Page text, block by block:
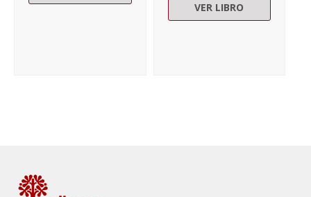
VER LIBRO